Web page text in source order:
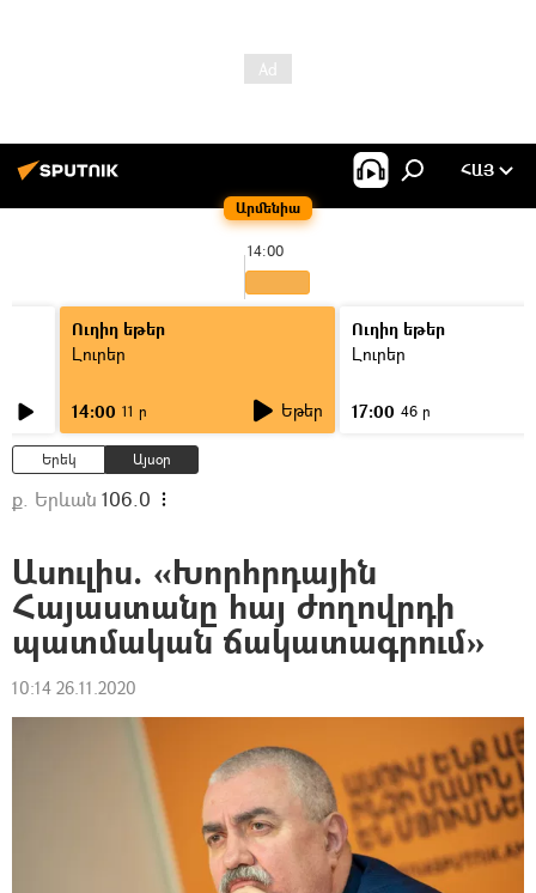
Արմենիա
ՀԱՅ
14:00
Ուղիղ եթեր
Լուրեր
14:00 11 ր Եթեր
Ուղիղ եթեր
Լուրեր
17:00 46 ր
Երեկ Այսօր
ք. Երևան 106.0
Ասուլիս. «Խորհրդային
Հայաստանը հայ ժողովրդի
պատմական ճակատագրում»
10:14 26.11.2020